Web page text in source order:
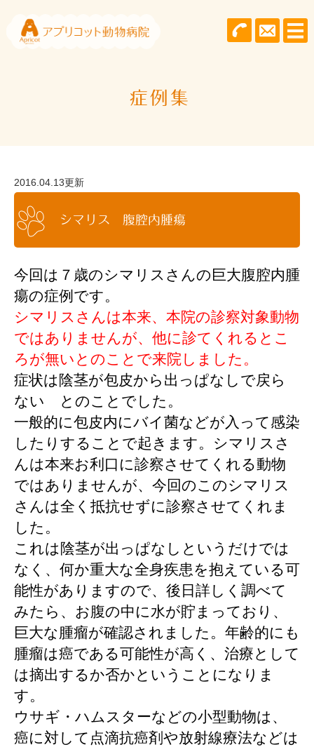
症例集
2016.04.13更新
シマリス 腹腔内腫瘍
今回は７歳のシマリスさんの巨大腹腔内腫
瘍の症例です。
シマリスさんは本来、本院の診察対象動物
ではありませんが、他に診てくれるとこ
ろが無いとのことで来院しました。
症状は陰茎が包皮から出っぱなしで戻ら
ない とのことでした。
一般的に包皮内にバイ菌などが入って感染
したりすることで起きます。シマリスさ
んは本来お利口に診察させてくれる動物
ではありませんが、今回のこのシマリス
さんは全く抵抗せずに診察させてくれま
した。
これは陰茎が出っぱなしというだけでは
なく、何か重大な全身疾患を抱えている可
能性がありますので、後日詳しく調べて
みたら、お腹の中に水が貯まっており、
巨大な腫瘤が確認されました。年齢的にも
腫瘤は癌である可能性が高く、治療として
は摘出するか否かということになりま
す。
ウサギ・ハムスターなどの小型動物は、
癌に対して点滴抗癌剤や放射線療法などは